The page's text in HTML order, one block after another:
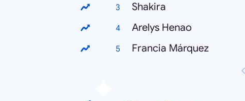
Shakira
Arelys Henao
Francia Márquez